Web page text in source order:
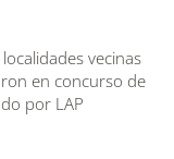
vecinas
en concurso de
por LAP